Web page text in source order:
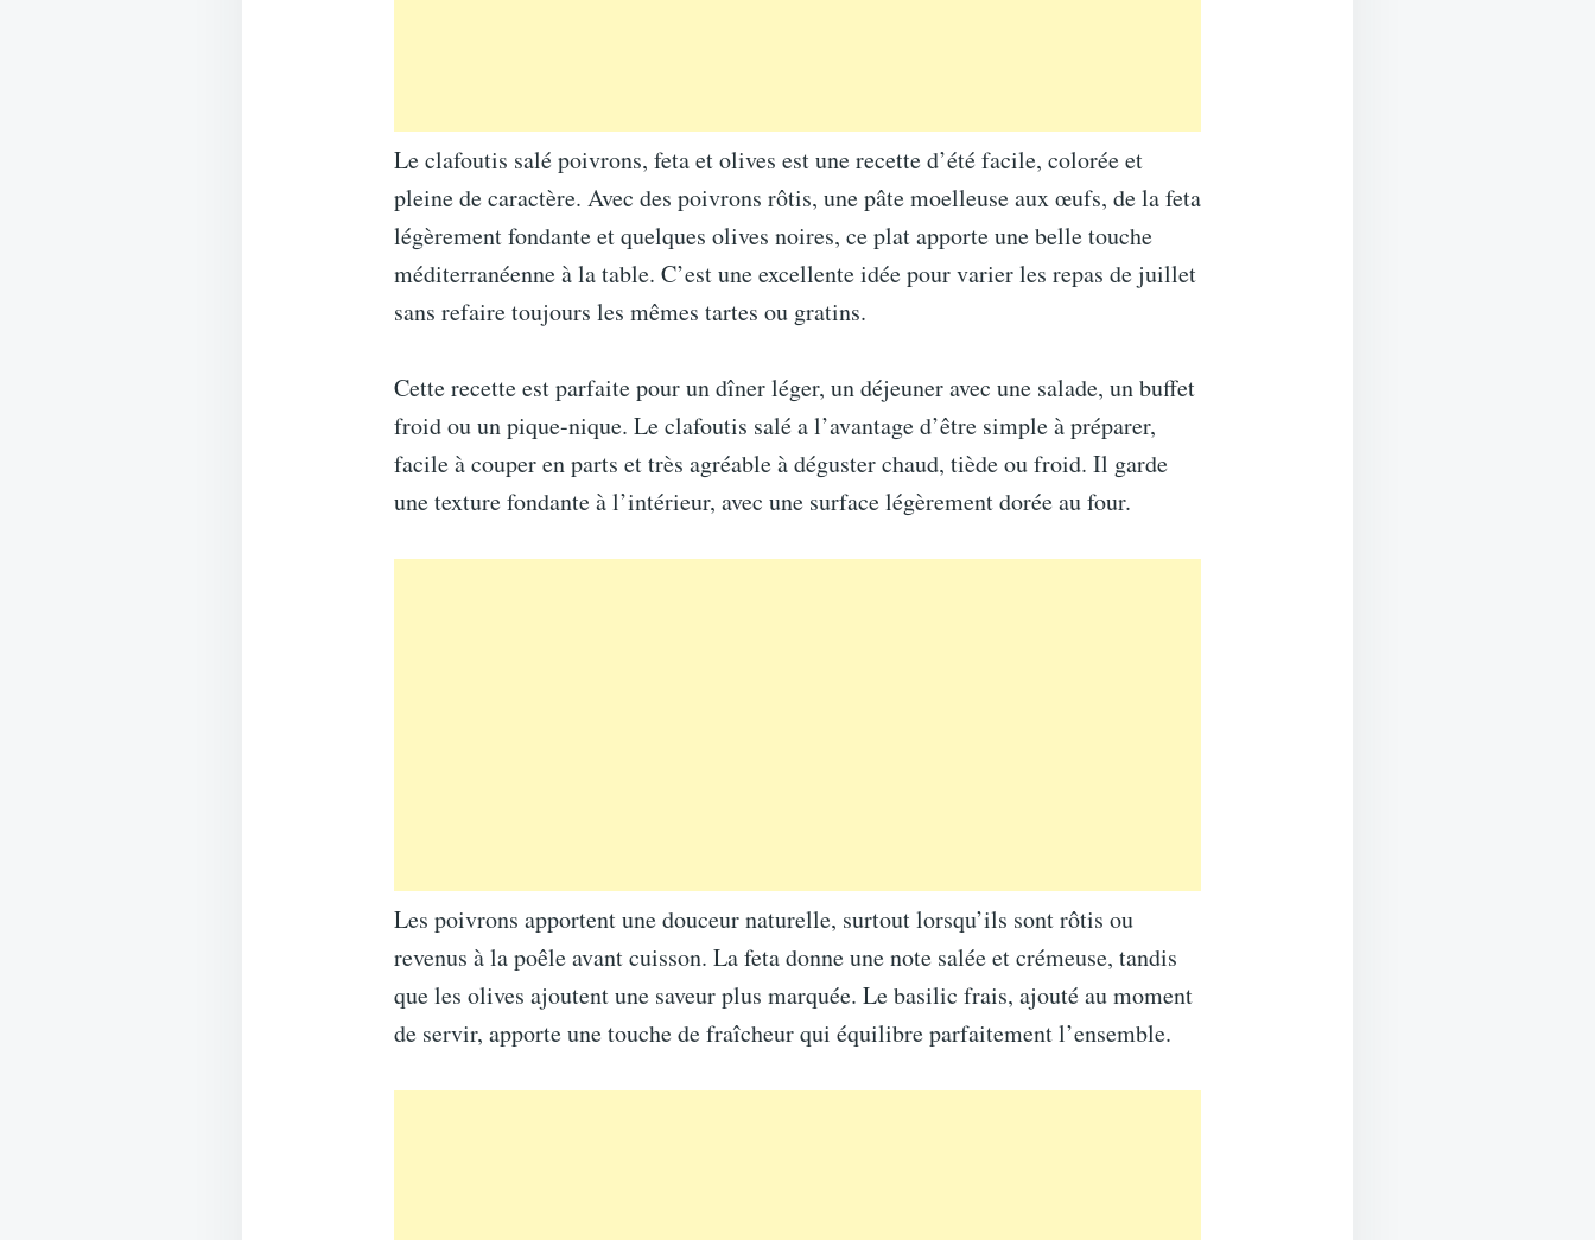
Le clafoutis salé poivrons, feta et olives est une recette d’été facile, colorée et
pleine de caractère. Avec des poivrons rôtis, une pâte moelleuse aux œufs, de la feta
légèrement fondante et quelques olives noires, ce plat apporte une belle touche
méditerranéenne à la table. C’est une excellente idée pour varier les repas de juillet
sans refaire toujours les mêmes tartes ou gratins.
Cette recette est parfaite pour un dîner léger, un déjeuner avec une salade, un buffet
froid ou un pique-nique. Le clafoutis salé a l’avantage d’être simple à préparer,
facile à couper en parts et très agréable à déguster chaud, tiède ou froid. Il garde
une texture fondante à l’intérieur, avec une surface légèrement dorée au four.
Les poivrons apportent une douceur naturelle, surtout lorsqu’ils sont rôtis ou
revenus à la poêle avant cuisson. La feta donne une note salée et crémeuse, tandis
que les olives ajoutent une saveur plus marquée. Le basilic frais, ajouté au moment
de servir, apporte une touche de fraîcheur qui équilibre parfaitement l’ensemble.